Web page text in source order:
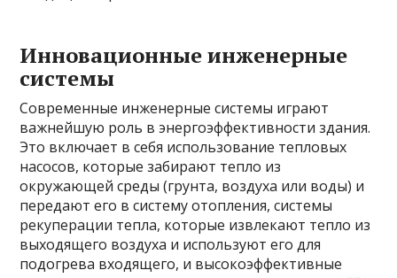
Инновационные инженерные
системы
Современные инженерные системы играют
важнейшую роль в энергоэффективности здания.
Это включает в себя использование тепловых
насосов, которые забирают тепло из
окружающей среды (грунта, воздуха или воды) и
передают его в систему отопления, системы
рекуперации тепла, которые извлекают тепло из
выходящего воздуха и используют его для
подогрева входящего, и высокоэффективные